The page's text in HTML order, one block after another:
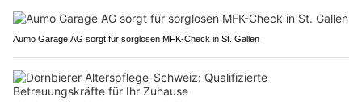
Aumo Garage AG sorgt für sorglosen MFK-Check in St. Gallen